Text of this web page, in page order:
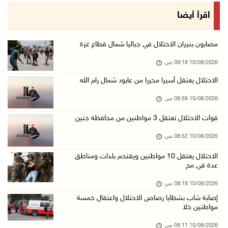
حالة الطقس: استمرار تأثير الكتلة الهوائية شدي ...
الاحتلال يواصل عدوانه على غزة والضفة.. إصابات ...
09/آب/2026 11:59 م
"نقابة الصحفيين": 108 اعتداءات بحق الصحفيين ا ...
09/آب/2026 11:02 م
الاحتلال يقتحم بلدات عتيل وزيتا وباقة الشرقية ...
09/آب/2026 10:35 م
مستعمرون إرهابيون وقوات الاحتلال يقتحمون قرية ...
09/آب/2026 10:31 م
قصف مدفعي للاحتلال وإطلاق نار كثيف شمال ووسط ...
اقرأ أيضا
مصابون بنيران الاحتلال في جباليا شمال قطاع غزة
10/08/2026 09:18 ص
الاحتلال يعتقل أسيرا محررا من عابود شمال رام الله
10/08/2026 08:59 ص
قوات الاحتلال تعتقل 3 مواطنين من محافظة جنين
10/08/2026 08:52 ص
الاحتلال يعتقل 10 مواطنين ويقتحم بلدات ومناطق
عدة في مح
10/08/2026 08:18 ص
إصابة شاب بشظايا رصاص الاحتلال واعتقال خمسة
مواطنين خلا
10/08/2026 08:11 ص